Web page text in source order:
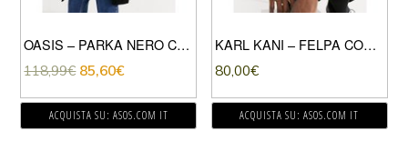
OASIS – PARKA NERO CON BORDO IN ECOPELLICCIA SUL CAPPUCCIO
118,99€ 85,60€
ACQUISTA SU: ASOS.COM IT
KARL KANI – FELPA CON ZIP CORTA E FIRMA ARANCIONE
80,00€
ACQUISTA SU: ASOS.COM IT